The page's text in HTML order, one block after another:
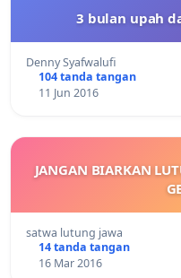
3 bulan upah
Denny Syafwalufi
104 tanda tangan
11 Jun 2016
JANGAN BIARKAN
satwa lutung jawa
14 tanda tangan
16 Mar 2016